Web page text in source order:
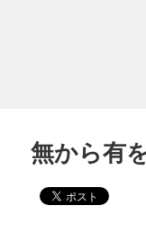
無から有